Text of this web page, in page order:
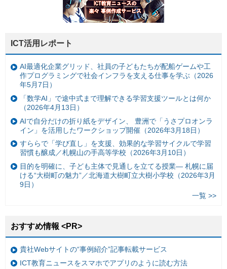
ICT活用レポート
AI最適化企業グリッド、社員の子どもたちが配船ゲームや工
作プログラミングで社会インフラを支える仕事を学ぶ（2026
年5月7日）
「数学AI」で途中式まで理解できる学習支援ツールとは何か
（2026年4月13日）
AIで自分だけの折り紙をデザイン、 豊洲で「うさプロオンラ
イン」を活用したワークショップ開催（2026年3月18日）
すららで「学び直し」を支援、効果的な学習サイクルで学習
習慣も醸成／札幌山の手高等学校（2026年3月10日）
目的を明確に、子ども主体で見通しを立てる授業— 札幌に届
ける“大樹町の魅力”／北海道大樹町立大樹小学校（2026年3月
9日）
一覧 >>
おすすめ情報 <PR>
貴社Webサイトの“事例紹介”記事転載サービス
ICT教育ニュースをスマホでアプリのように読む方法